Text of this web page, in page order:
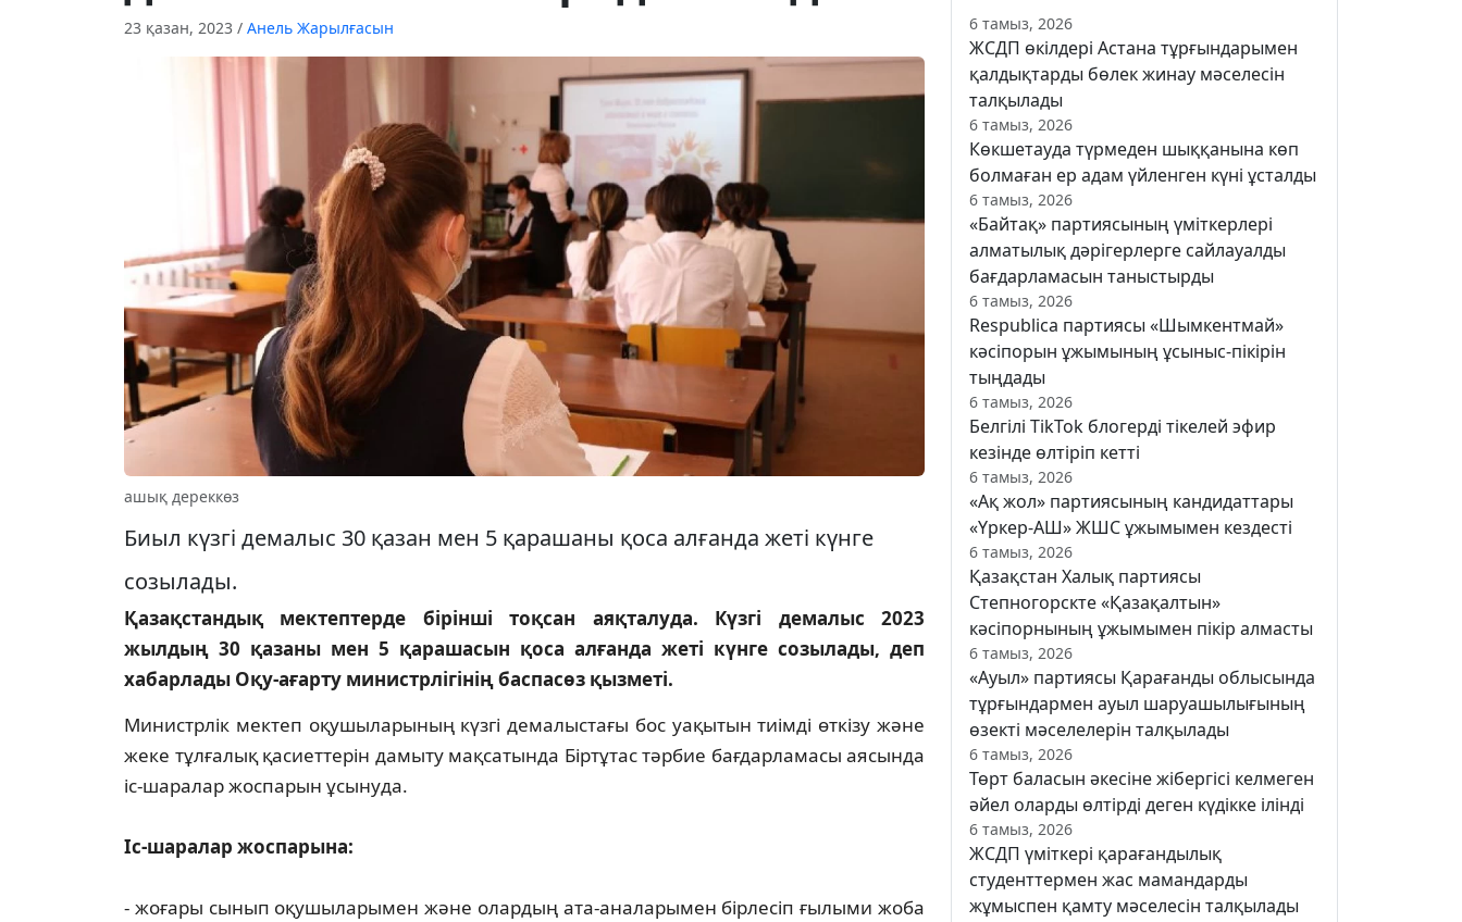
23 қазан, 2023 / Анель Жарылғасын
ашық дереккөз
Биыл күзгі демалыс 30 қазан мен 5 қарашаны қоса алғанда жеті күнге
созылады.
Қазақстандық мектептерде бірінші тоқсан аяқталуда. Күзгі демалыс 2023
жылдың 30 қазаны мен 5 қарашасын қоса алғанда жеті күнге созылады, деп
хабарлады Оқу-ағарту министрлігінің баспасөз қызметі.
Министрлік мектеп оқушыларының күзгі демалыстағы бос уақытын тиімді өткізу және
жеке тұлғалық қасиеттерін дамыту мақсатында Біртұтас тәрбие бағдарламасы аясында
іс-шаралар жоспарын ұсынуда.
Іс-шаралар жоспарына:
- жоғары сынып оқушыларымен және олардың ата-аналарымен бірлесіп ғылыми жоба
6 тамыз, 2026
ЖСДП өкілдері Астана тұрғындарымен
қалдықтарды бөлек жинау мәселесін
талқылады
6 тамыз, 2026
Көкшетауда түрмеден шыққанына көп
болмаған ер адам үйленген күні ұсталды
6 тамыз, 2026
«Байтақ» партиясының үміткерлері
алматылық дәрігерлерге сайлауалды
бағдарламасын таныстырды
6 тамыз, 2026
Respublica партиясы «Шымкентмай»
кәсіпорын ұжымының ұсыныс-пікірін
тыңдады
6 тамыз, 2026
Белгілі TikTok блогерді тікелей эфир
кезінде өлтіріп кетті
6 тамыз, 2026
«Ақ жол» партиясының кандидаттары
«Үркер-АШ» ЖШС ұжымымен кездесті
6 тамыз, 2026
Қазақстан Халық партиясы
Степногорскте «Қазақалтын»
кәсіпорнының ұжымымен пікір алмасты
6 тамыз, 2026
«Ауыл» партиясы Қарағанды облысында
тұрғындармен ауыл шаруашылығының
өзекті мәселелерін талқылады
6 тамыз, 2026
Төрт баласын әкесіне жібергісі келмеген
әйел оларды өлтірді деген күдікке ілінді
6 тамыз, 2026
ЖСДП үміткері қарағандылық
студенттермен жас мамандарды
жұмыспен қамту мәселесін талқылады